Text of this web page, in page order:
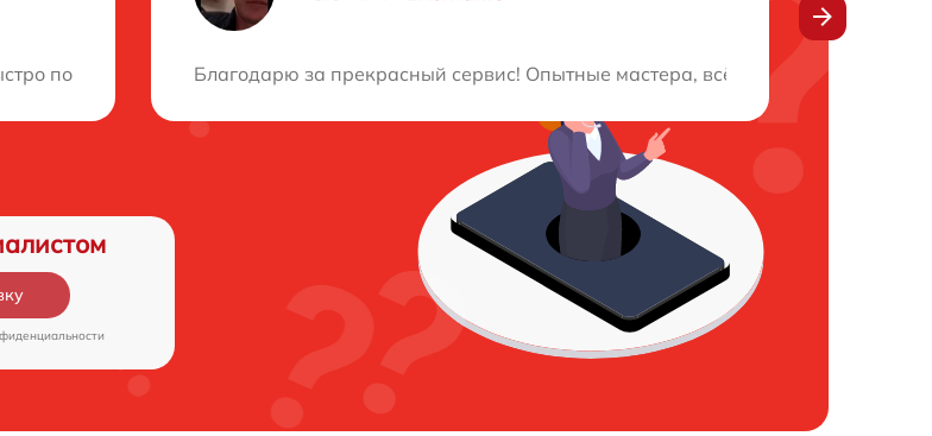
починили мой монитор. Отличный сервис, пунктуальные мастера, рекомендую всем!
Благодарю за прекрасный сервис! Опытные мастера, всё сделали